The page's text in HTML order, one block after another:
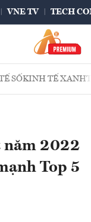
VNE TV TECH
SỐKINH TẾ XANH
năm 2022
Top 5